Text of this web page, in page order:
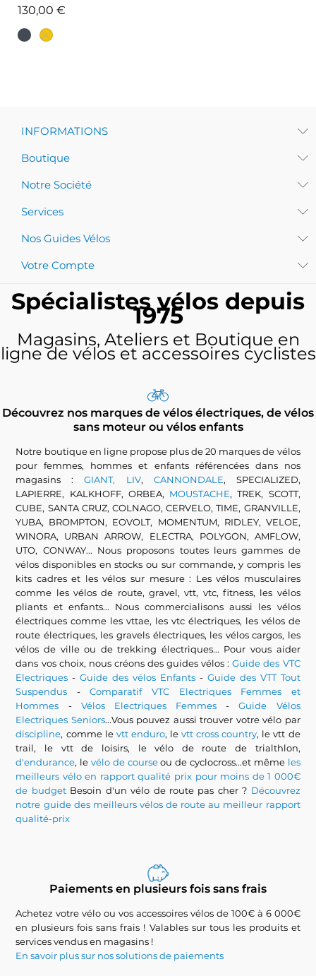
130,00 €
INFORMATIONS
Boutique
Notre Société
Services
Nos Guides Vélos
Votre Compte
Spécialistes vélos depuis
1975
Magasins, Ateliers et Boutique en
ligne de vélos et accessoires cyclistes
Découvrez nos marques de vélos électriques, de vélos
sans moteur ou vélos enfants
Notre boutique en ligne propose plus de 20 marques de vélos
pour femmes, hommes et enfants référencées dans nos
magasins :GIANT, LIV, CANNONDALE, SPECIALIZED,
LAPIERRE, KALKHOFF, ORBEA, MOUSTACHE, TREK, SCOTT,
CUBE, SANTA CRUZ, COLNAGO, CERVELO, TIME, GRANVILLE,
YUBA, BROMPTON, EOVOLT, MOMENTUM, RIDLEY, VELOE,
WINORA, URBAN ARROW, ELECTRA, POLYGON, AMFLOW,
UTO, CONWAY... Nous proposons toutes leurs gammes de
vélos disponibles en stocks ou sur commande, y compris les
kits cadres et les vélos sur mesure : Les vélos musculaires
comme les vélos de route, gravel, vtt, vtc, fitness, les vélos
pliants et enfants... Nous commercialisons aussi les vélos
électriques comme les vttae, les vtc électriques, les vélos de
route électriques, les gravels électriques, les vélos cargos, les
vélos de ville ou de trekking électriques... Pour vous aider
dans vos choix, nous créons des guides vélos :Guide des VTC
Electriques -Guide des vélos Enfants - Guide des VTT Tout
Suspendus -Comparatif VTC Electriques Femmes et
Hommes - Vélos Electriques Femmes -Guide Vélos
Electriques Seniors...Vous pouvez aussi trouver votre vélo par
discipline, comme le vtt enduro, levtt cross country, le vtt de
trail, le vtt de loisirs, le vélo de route de trialthlon,
d'endurance, levélo de courseou de cyclocross...et même les
meilleurs vélo en rapport qualité prix pour moins de 1 000€
de budgetBesoin d'un vélo de route pas cher ? Découvrez
notre guide des meilleurs vélos de route au meilleur rapport
qualité-prix
Paiements en plusieurs fois sans frais
Achetez votre vélo ou vos accessoires vélos de 100€ à 6 000€
en plusieurs fois sans frais ! Valables sur tous les produits et
services vendus en magasins !
En savoir plus sur nos solutions de paiements